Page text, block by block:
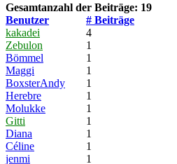
Gesamtanzahl der Beiträge: 19
Benutzer
# Beiträge
kakadei
4
Zebulon
1
Bömmel
1
Maggi
1
BoxsterAndy
1
Herebre
1
Molukke
1
Gitti
1
Diana
1
Céline
1
jenmi
1